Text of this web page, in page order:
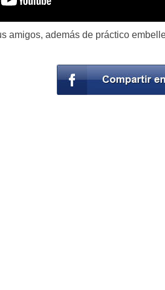
amigos, además de práctico